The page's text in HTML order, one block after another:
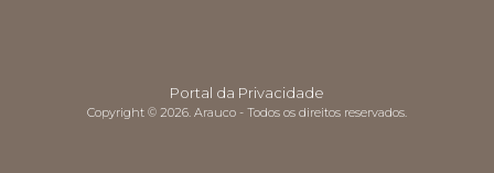
CENTRO AMERICA
Portal da Privacidade
Copyright © 2026. Arauco - Todos os direitos reservados.